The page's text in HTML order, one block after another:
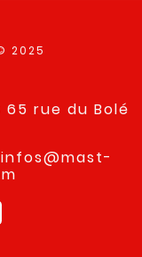
2025
65 rue du Bolé